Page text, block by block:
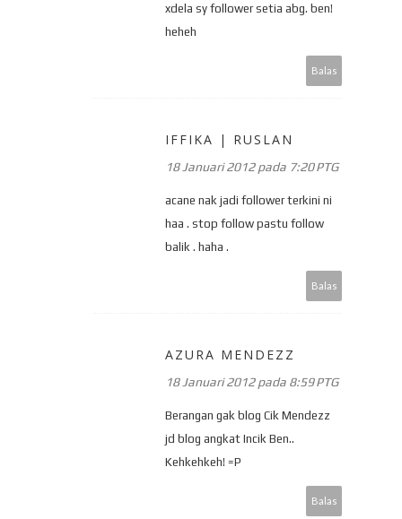
xdela sy follower setia abg. ben!
heheh
Balas
IFFIKA | RUSLAN
18 Januari 2012 pada 7:20 PTG
acane nak jadi follower terkini ni
haa . stop follow pastu follow
balik . haha .
Balas
AZURA MENDEZZ
18 Januari 2012 pada 8:59 PTG
Berangan gak blog Cik Mendezz
jd blog angkat Incik Ben..
Kehkehkeh! =P
Balas